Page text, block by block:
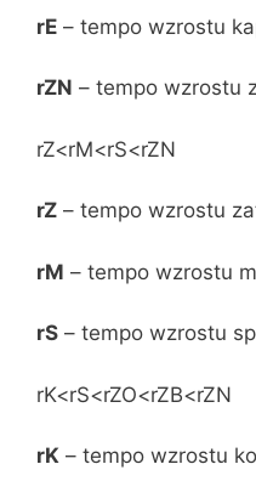
rE – tempo wzrostu
rZN – tempo wzrostu
rZ<rM<rS<rZN
rZ – tempo wzrostu
rM – tempo wzrostu
rS – tempo wzrostu
rK<rS<rZO<rZB<rZN
rK – tempo wzrostu